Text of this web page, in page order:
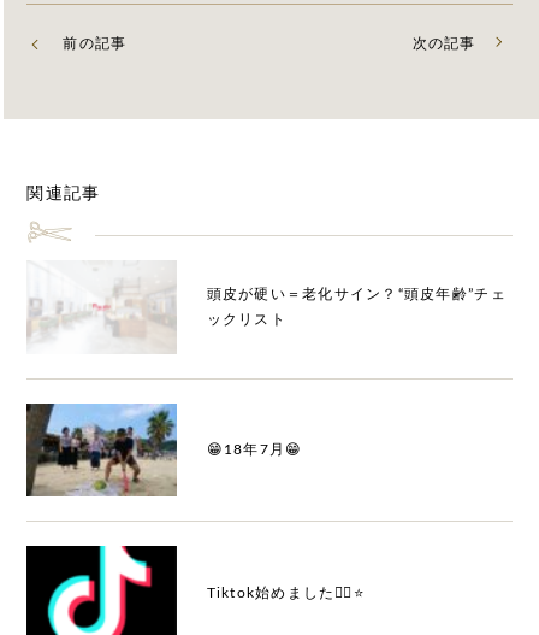
前の記事 次の記事
関連記事
頭皮が硬い＝老化サイン？“頭皮年齢”チェ
ックリスト
😁18年7月😁
Tiktok始めました👍🏻⭐️